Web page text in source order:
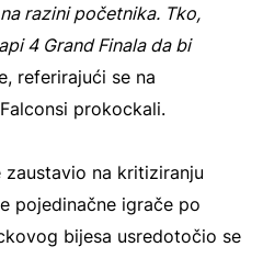
razini početnika. Tko,
4 Grand Finala da bi
referirajući se na
prokockali.
zaustavio na kritiziranju
pojedinačne igrače po
bijesa usredotočio se